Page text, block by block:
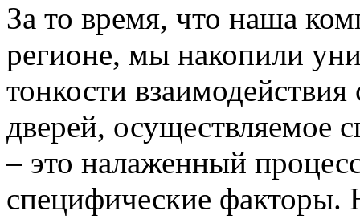
За то время, что наша
регионе, мы накопили
тонкости
дверей, осуществляемое
– это налаженный
специфические